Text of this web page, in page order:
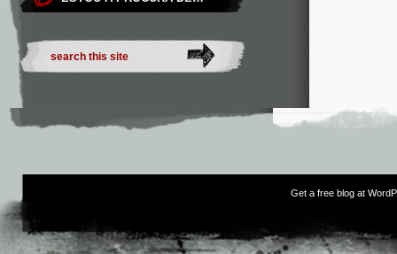
Get a free blog at